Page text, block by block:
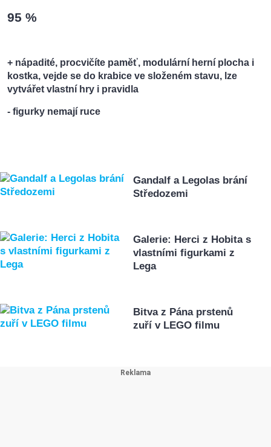
95 %
+ nápadité, procvičíte paměť, modulární herní plocha i
kostka, vejde se do krabice ve složeném stavu, lze
vytvářet vlastní hry i pravidla
- figurky nemají ruce
Gandalf a Legolas brání
Středozemi
Galerie: Herci z Hobita s
vlastními figurkami z
Lega
Bitva z Pána prstenů
zuří v LEGO filmu